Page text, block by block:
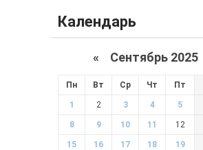
Календарь
« Сентябрь 2025
Пн Вт Ср Чт Пт
1 2 3 4 5
8 9 10 11 12
15 16 17 18 19